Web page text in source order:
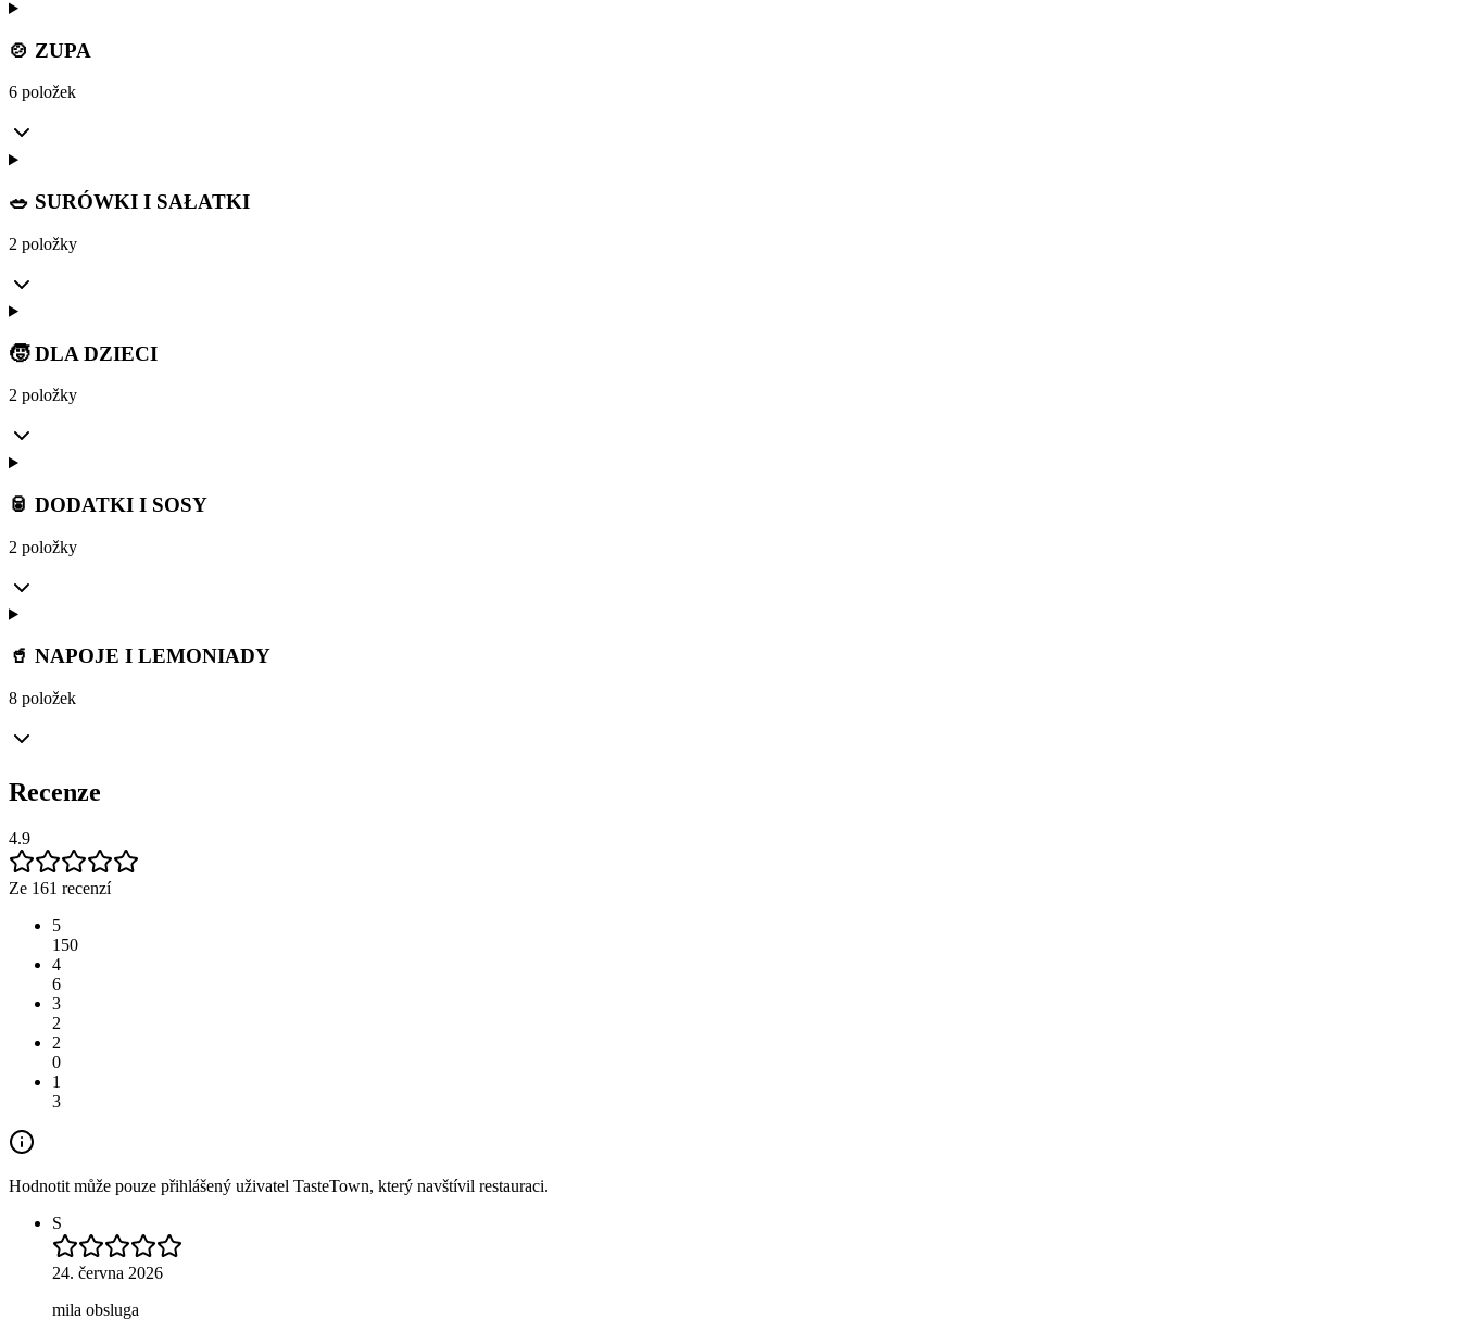
🍲 ZUPA
6 položek
🥗 SURÓWKI I SAŁATKI
2 položky
🧒 DLA DZIECI
2 položky
🥫 DODATKI I SOSY
2 položky
🥤 NAPOJE I LEMONIADY
8 položek
Recenze
4.9
Ze 161 recenzí
5
150
4
6
3
2
2
0
1
3
Hodnotit může pouze přihlášený uživatel TasteTown, který navštívil restauraci.
S
24. června 2026
mila obsluga